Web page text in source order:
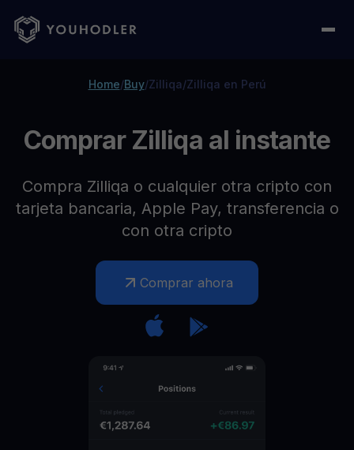
Home/Buy/Zilliqa/Zilliqa en Perú
Comprar Zilliqa al instante
Compra Zilliqa o cualquier otra cripto con
tarjeta bancaria, Apple Pay, transferencia o
con otra cripto
Comprar ahora